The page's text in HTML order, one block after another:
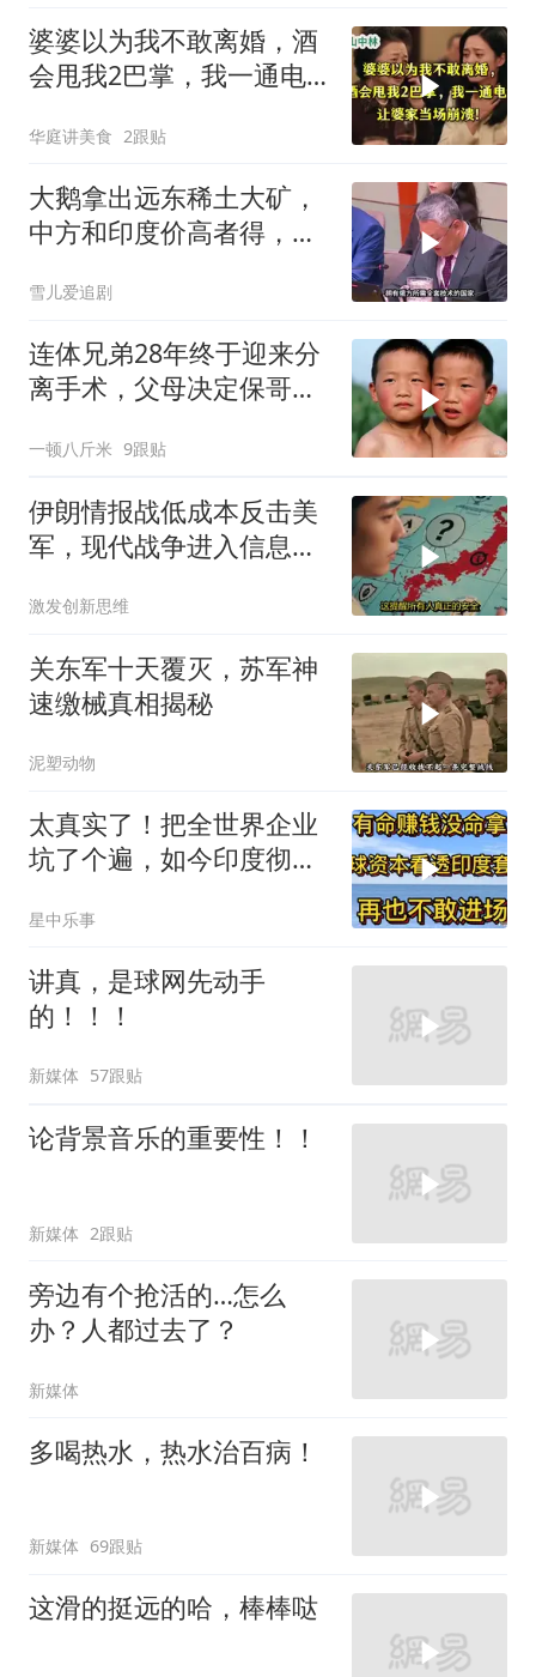
婆婆以为我不敢离婚，酒
会甩我2巴掌，我一通电
华庭讲美食 2跟贴
大鹅拿出远东稀土大矿，
中方和印度价高者得，背
雪儿爱追剧
连体兄弟28年终于迎来分
离手术，父母决定保哥
一顿八斤米 9跟贴
伊朗情报战低成本反击美
军，现代战争进入信息战
激发创新思维
关东军十天覆灭，苏军神
速缴械真相揭秘
泥塑动物
太真实了！把全世界企业
坑了个遍，如今印度彻底
星中乐事
讲真，是球网先动手
的！！！
新媒体 57跟贴
论背景音乐的重要性！！
新媒体 2跟贴
旁边有个抢活的…怎么
办？人都过去了？
新媒体
多喝热水，热水治百病！
新媒体 69跟贴
这滑的挺远的哈，棒棒哒